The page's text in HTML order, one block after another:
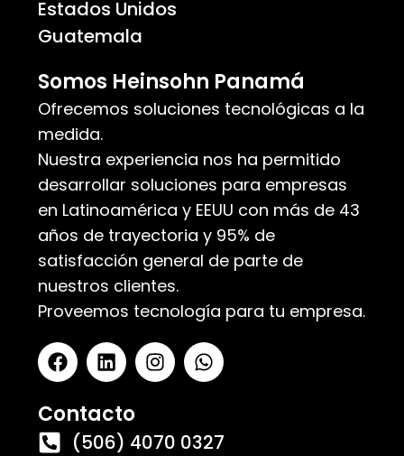
Estados Unidos
Guatemala
Somos Heinsohn Panamá
Ofrecemos soluciones tecnológicas a la
medida.
Nuestra experiencia nos ha permitido
desarrollar soluciones para empresas
en Latinoamérica y EEUU con más de 43
años de trayectoria y 95% de
satisfacción general de parte de
nuestros clientes.
Proveemos tecnología para tu empresa.
Contacto
(506) 4070 0327